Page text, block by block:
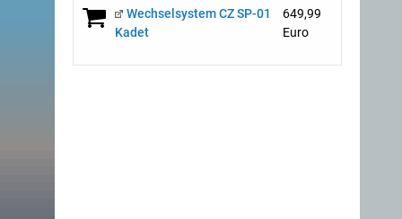
Wechselsystem CZ SP-01
Kadet
649,99
Euro